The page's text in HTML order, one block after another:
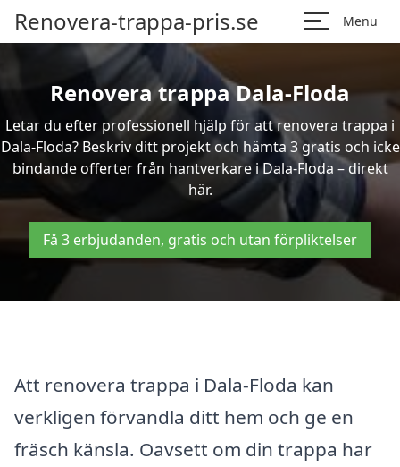
Renovera-trappa-pris.se Menu
Renovera trappa Dala-Floda
Letar du efter professionell hjälp för att renovera trappa i
Dala-Floda? Beskriv ditt projekt och hämta 3 gratis och icke
bindande offerter från hantverkare i Dala-Floda – direkt
här.
Få 3 erbjudanden, gratis och utan förpliktelser
Att renovera trappa i Dala-Floda kan
verkligen förvandla ditt hem och ge en
fräsch känsla. Oavsett om din trappa har